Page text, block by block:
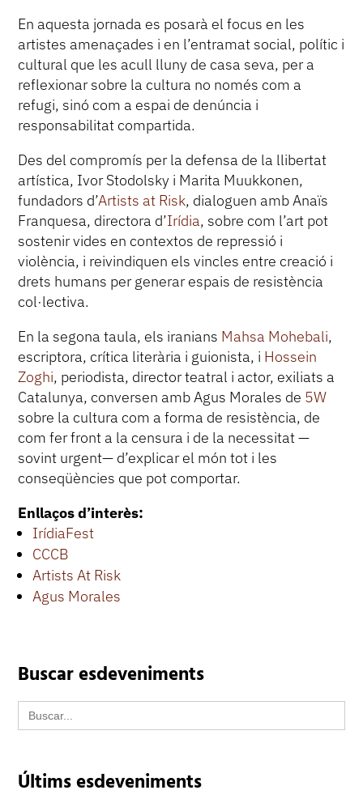
En aquesta jornada es posarà el focus en les
artistes amenaçades i en l’entramat social, polític i
cultural que les acull lluny de casa seva, per a
reflexionar sobre la cultura no només com a
refugi, sinó com a espai de denúncia i
responsabilitat compartida.
Des del compromís per la defensa de la llibertat
artística, Ivor Stodolsky i Marita Muukkonen,
fundadors d’Artists at Risk, dialoguen amb Anaïs
Franquesa, directora d’Irídia, sobre com l’art pot
sostenir vides en contextos de repressió i
violència, i reivindiquen els vincles entre creació i
drets humans per generar espais de resistència
col·lectiva.
En la segona taula, els iranians Mahsa Mohebali,
escriptora, crítica literària i guionista, i Hossein
Zoghi, periodista, director teatral i actor, exiliats a
Catalunya, conversen amb Agus Morales de 5W
sobre la cultura com a forma de resistència, de
com fer front a la censura i de la necessitat —
sovint urgent— d’explicar el món tot i les
conseqüències que pot comportar.
Enllaços d’interès:
IrídiaFest
CCCB
Artists At Risk
Agus Morales
Buscar esdeveniments
Search
for:
Últims esdeveniments